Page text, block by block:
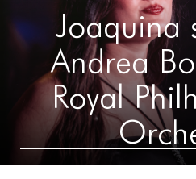
Joaquina
Andrea
Royal